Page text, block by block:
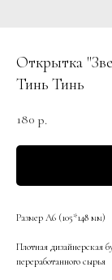
Открытка
Тинь Тинь
180 р.
Размер А6 (105*148 мм)
Плотная дизайнерская
переработанного сырья